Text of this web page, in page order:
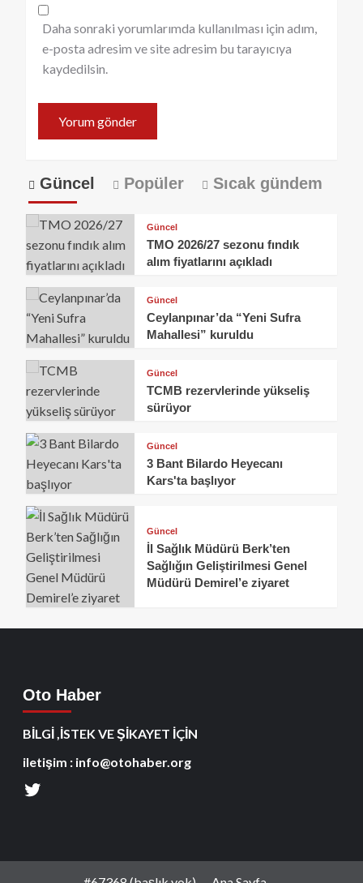
Daha sonraki yorumlarımda kullanılması için adım,
e-posta adresim ve site adresim bu tarayıcıya
kaydedilsin.
Güncel Popüler Sıcak gündem
Güncel
TMO 2026/27 sezonu fındık
alım fiyatlarını açıkladı
Güncel
Ceylanpınar’da “Yeni Sufra
Mahallesi” kuruldu
Güncel
TCMB rezervlerinde yükseliş
sürüyor
Güncel
3 Bant Bilardo Heyecanı
Kars'ta başlıyor
Güncel
İl Sağlık Müdürü Berk’ten
Sağlığın Geliştirilmesi Genel
Müdürü Demirel’e ziyaret
Oto Haber
BİLGİ ,İSTEK VE ŞİKAYET İÇİN
iletişim : info@otohaber.org